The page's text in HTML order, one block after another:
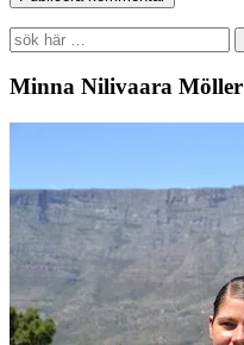
Search
for:
Minna Nilivaara Möller